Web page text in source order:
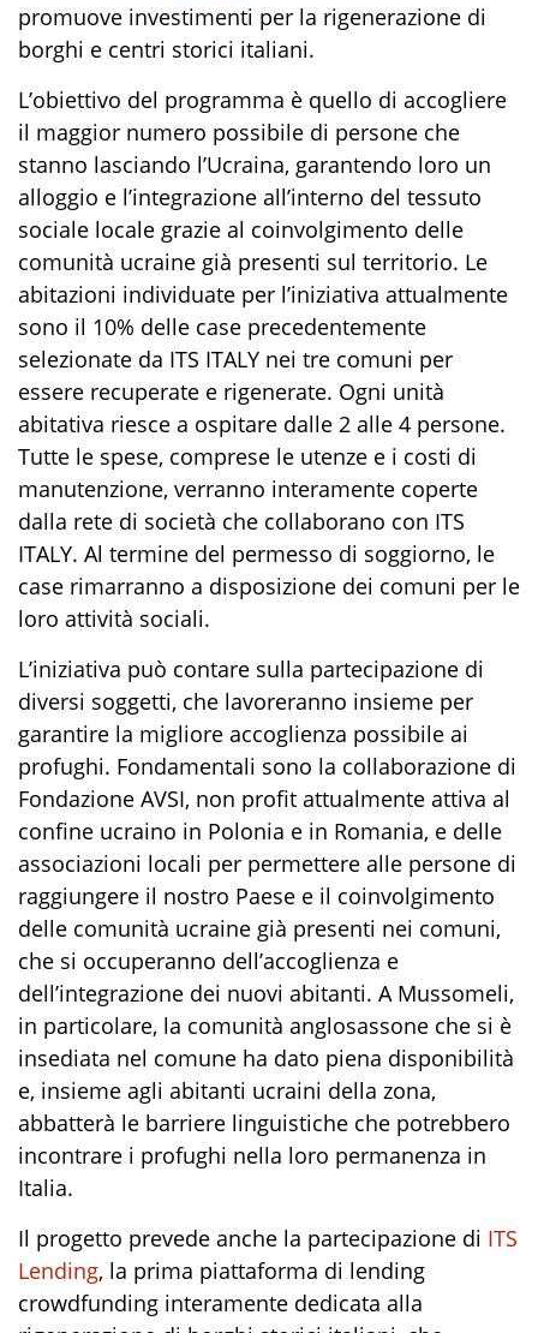
promuove investimenti per la rigenerazione di
borghi e centri storici italiani.
L’obiettivo del programma è quello di accogliere
il maggior numero possibile di persone che
stanno lasciando l’Ucraina, garantendo loro un
alloggio e l’integrazione all’interno del tessuto
sociale locale grazie al coinvolgimento delle
comunità ucraine già presenti sul territorio. Le
abitazioni individuate per l’iniziativa attualmente
sono il 10% delle case precedentemente
selezionate da ITS ITALY nei tre comuni per
essere recuperate e rigenerate. Ogni unità
abitativa riesce a ospitare dalle 2 alle 4 persone.
Tutte le spese, comprese le utenze e i costi di
manutenzione, verranno interamente coperte
dalla rete di società che collaborano con ITS
ITALY. Al termine del permesso di soggiorno, le
case rimarranno a disposizione dei comuni per le
loro attività sociali.
L’iniziativa può contare sulla partecipazione di
diversi soggetti, che lavoreranno insieme per
garantire la migliore accoglienza possibile ai
profughi. Fondamentali sono la collaborazione di
Fondazione AVSI, non profit attualmente attiva al
confine ucraino in Polonia e in Romania, e delle
associazioni locali per permettere alle persone di
raggiungere il nostro Paese e il coinvolgimento
delle comunità ucraine già presenti nei comuni,
che si occuperanno dell’accoglienza e
dell’integrazione dei nuovi abitanti. A Mussomeli,
in particolare, la comunità anglosassone che si è
insediata nel comune ha dato piena disponibilità
e, insieme agli abitanti ucraini della zona,
abbatterà le barriere linguistiche che potrebbero
incontrare i profughi nella loro permanenza in
Italia.
Il progetto prevede anche la partecipazione di ITS
Lending, la prima piattaforma di lending
crowdfunding interamente dedicata alla